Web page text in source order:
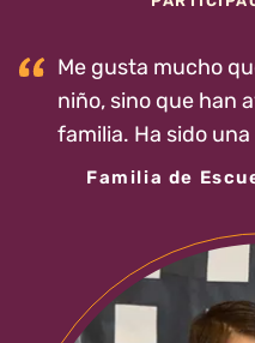
Me gusta mucho
niño, sino que han
familia. Ha sido
Familia de